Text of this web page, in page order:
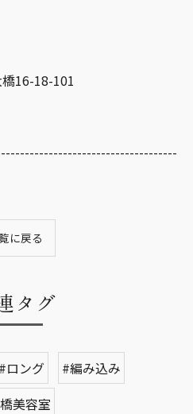
16-18-101
に戻る
タグ
#ロング
#編み込み
美容室